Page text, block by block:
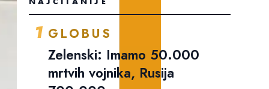
1 GLOBUS
Zelenski: Imamo 50.000
mrtvih vojnika, Rusija